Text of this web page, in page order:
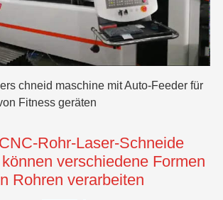
chneid maschine mit Auto-Feeder für
Fitness geräten
Rohr-Laser-Schneide
verschiedene Formen
Rohren verarbeiten